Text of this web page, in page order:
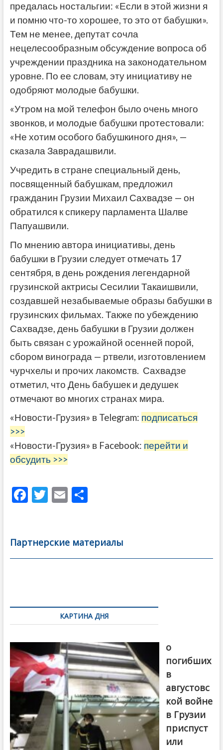
предалась ностальгии: «Если в этой жизни я
и помню что-то хорошее, то это от бабушки».
Тем не менее, депутатсочла
нецелесообразным обсуждение вопроса об
учреждении праздника на законодательном
уровне. По ее словам, эту инициативу не
одобряют молодые бабушки.
«Утром на мой телефон было очень много
звонков, и молодые бабушки протестовали:
«Не хотим особого бабушкиного дня», —
сказала Заврадашвили.
Учредить в стране специальный день,
посвященный бабушкам, предложил
гражданин Грузии Михаил Сахвадзе — он
обратился к спикеру парламента Шалве
Папуашвили.
По мнению автора инициативы, день
бабушки в Грузии следует отмечать 17
сентября, в день рождения легендарной
грузинской актрисы Сесилии Такаишвили,
создавшей незабываемые образы бабушки в
грузинских фильмах. Также по убеждению
Сахвадзе, день бабушки в Грузии должен
быть связан с урожайной осенней порой,
сбором винограда — ртвели, изготовлением
чурчхелы и прочих лакомств. Сахвадзе
отметил, что День бабушек и дедушек
отмечают во многих странах мира.
«Новости-Грузия» в Telegram: подписаться
>>>
«Новости-Грузия» в Facebook: перейти и
обсудить >>>
F
b
o
T
er
E
l
О
а
в
Партнерские материалы
по
записямКАРТИНА ДНЯ
о
погибших
в
августовс
кой войне
в Грузии
приспуст
или